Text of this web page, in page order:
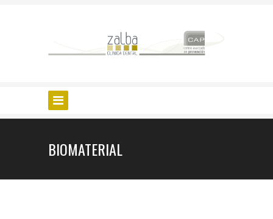
BIOMATERIAL